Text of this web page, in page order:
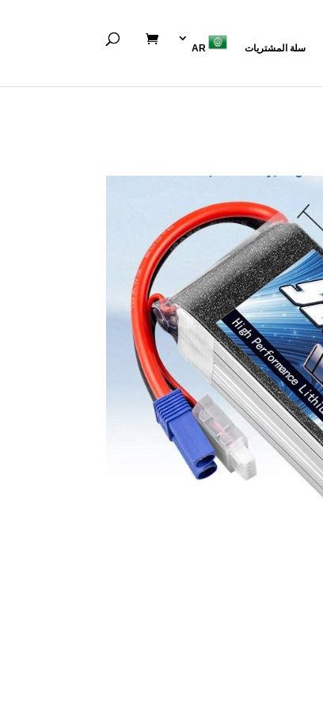
سلة المشتريات AR